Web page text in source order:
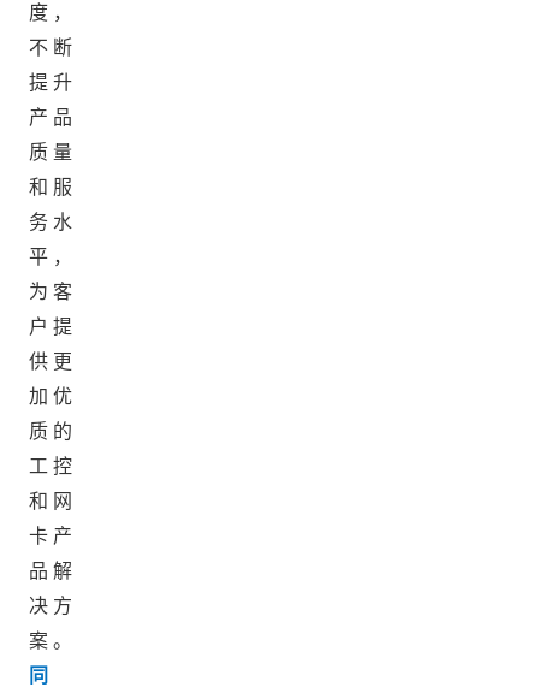
度，
不断
提升
产品
质量
和服
务水
平，
为客
户提
供更
加优
质的
工控
和网
卡产
品解
决方
案。
同